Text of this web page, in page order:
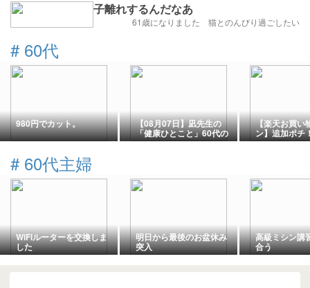
子離れするんだなあ
61歳になりました 猫とのんびり過ごしたい
# 60代
980円でカット。 【08月07日】凪先生の
「健康ひとこと」60代の
あなたへ
【楽天お買い
ン】追加ポチ
舗無事ゴール
# 60代主婦
WiFiルーターを交換しま
した
明日から最後のお盆休み
突入
高級ミシン講
合う